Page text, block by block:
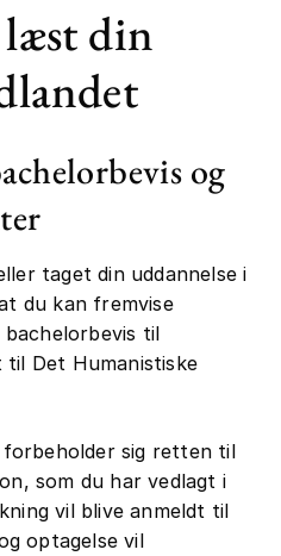
din
og
taget din uddannelse i
du kan fremvise
til
til Det Humanistiske
sig retten til
som du har vedlagt i
vil blive anmeldt til
optagelse vil